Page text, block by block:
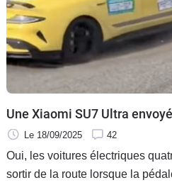
Une Xiaomi SU7 Ultra
Le 18/09/2025 42
Oui, les voitures électriques
sortir de la route lorsque la